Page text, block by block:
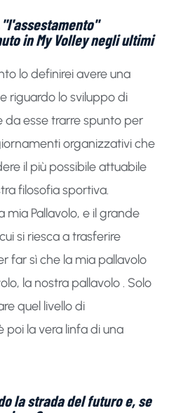
in My Volley negli ultimi
lo definirei avere una
riguardo lo sviluppo di
da esse trarre spunto per
organizzativi che
il più possibile attuabile
filosofia sportiva.
mia Pallavolo, e il grande
si riesca a trasferire
far sì che la mia pallavolo
la nostra pallavolo . Solo
quel livello di
poi la vera linfa di una
la strada del futuro e, se